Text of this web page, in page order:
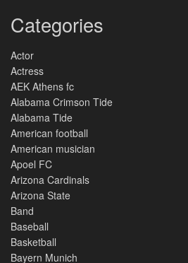
Categories
Actor
Actress
AEK Athens fc
Alabama Crimson Tide
Alabama Tide
American football
American musician
Apoel FC
Arizona Cardinals
Arizona State
Band
Baseball
Basketball
Bayern Munich